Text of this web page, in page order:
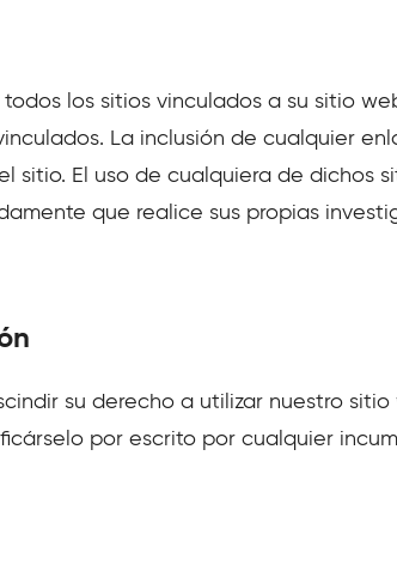
los sitios vinculados a su sitio
La inclusión de cualquier
sitio. El uso de cualquiera de dichos
que realice sus propias
su derecho a utilizar nuestro
por escrito por cualquier